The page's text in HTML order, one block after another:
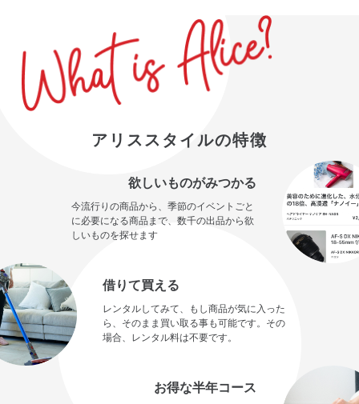
アリススタイルの特徴
欲しいものがみつかる
今流行りの商品から、季節のイベントごと
に必要になる商品まで、数千の出品から欲
しいものを探せます
借りて買える
レンタルしてみて、もし商品が気に入った
ら、そのまま買い取る事も可能です。その
場合、レンタル料は不要です。
お得な半年コース